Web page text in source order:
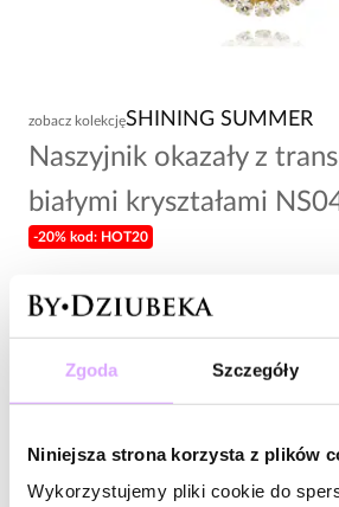
Zgoda Szczegóły
Niniejsza strona korzysta z plików
Wykorzystujemy pliki cookie do
zobacz kolekcjęSHINING SUMMER
Naszyjnik okazały z
białymi kryształami
-20% kod: HOT20
268,00 zł
Opis produktu